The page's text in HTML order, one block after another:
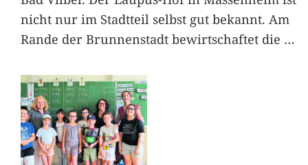
nicht nur im Stadtteil selbst gut bekannt. Am
Rande der Brunnenstadt bewirtschaftet die …